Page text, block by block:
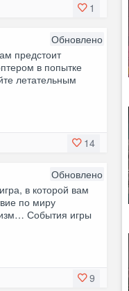
1
Обновлено
предстоит
в попытке
летательным
14
Обновлено
в которой вам
по миру
События игры
9